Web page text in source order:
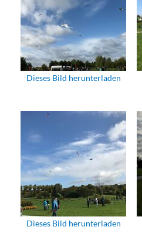
Dieses Bild herunterladen
Dieses Bild herunterladen